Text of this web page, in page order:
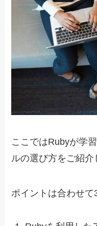
ここではRubyが学
ルの選び方をご紹介
ポイントは合わせて